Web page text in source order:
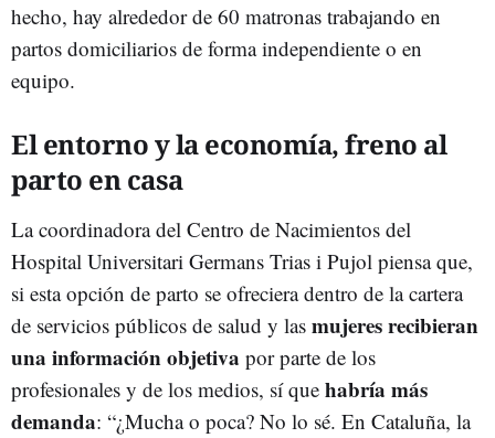
hecho, hay alrededor de 60 matronas trabajando en
partos domiciliarios de forma independiente o en
equipo.
El entorno y la economía, freno al
parto en casa
La coordinadora del Centro de Nacimientos del
Hospital Universitari Germans Trias i Pujol piensa que,
si esta opción de parto se ofreciera dentro de la cartera
de servicios públicos de salud y las mujeres recibieran
una información objetiva por parte de los
profesionales y de los medios, sí que habría más
demanda: “¿Mucha o poca? No lo sé. En Cataluña, la